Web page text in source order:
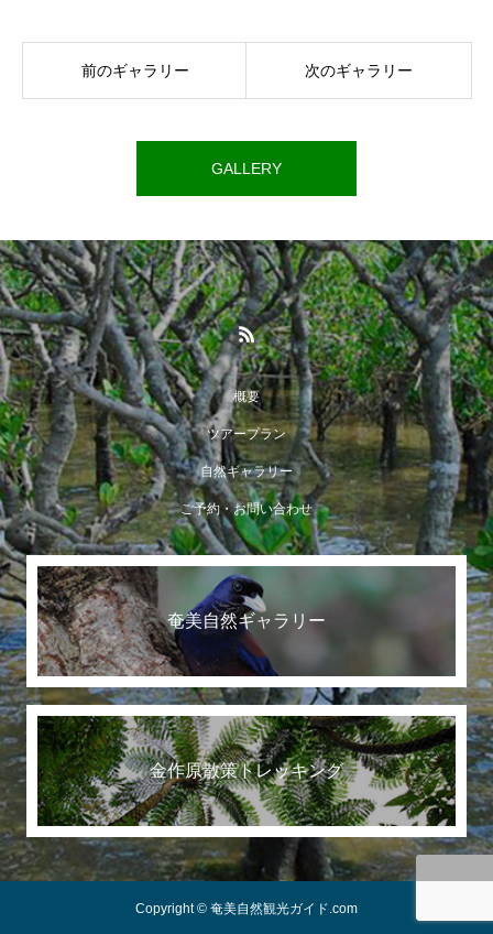
前のギャラリー 次のギャラリー
GALLERY
概要
ツアープラン
自然ギャラリー
ご予約・お問い合わせ
奄美自然ギャラリー
金作原散策トレッキング
Copyright © 奄美自然観光ガイド.com